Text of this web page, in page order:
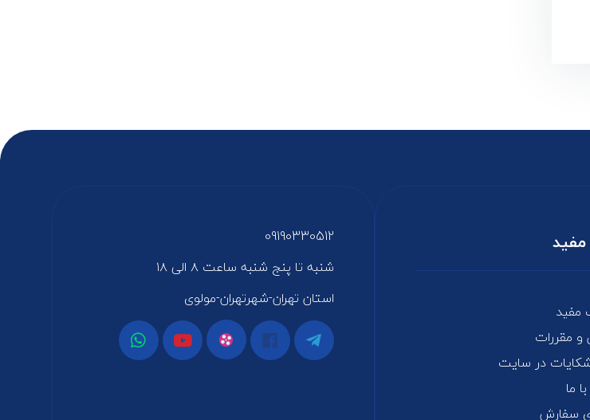
مفید
و مقررات
در سایت
ما
سفارش
09190330512
شنبه تا پنج شنبه ساعت ۸ الی ۱۸
استان تهران-شهرتهران-مولوی